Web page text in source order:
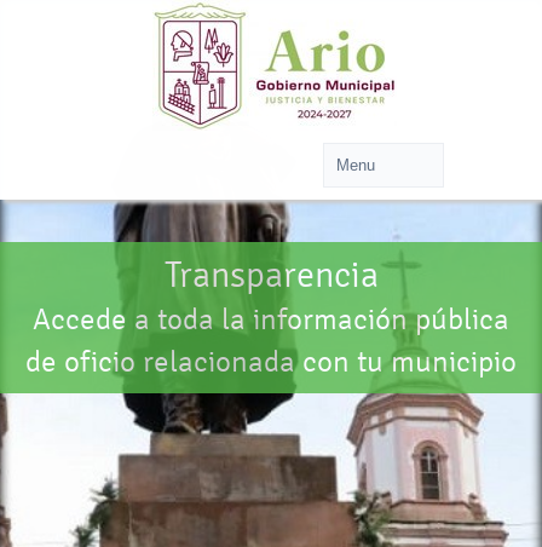
Transparencia
Accede a toda la información pública
de oficio relacionada con tu municipio